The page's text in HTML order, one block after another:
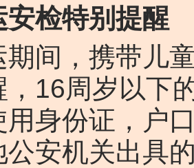
安检特别提醒
，携带儿童
，16周岁以下
用身份证，户
公安机关出具